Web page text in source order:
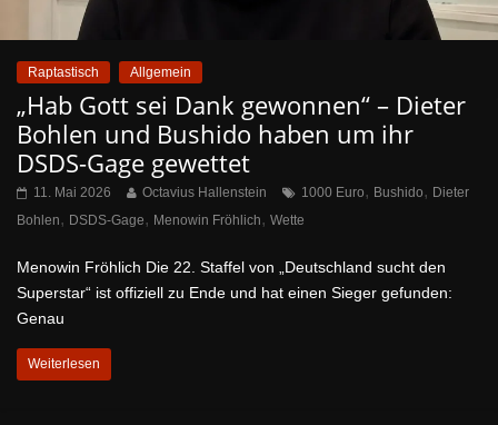
Raptastisch Allgemein
„Hab Gott sei Dank gewonnen“ – Dieter
Bohlen und Bushido haben um ihr
DSDS-Gage gewettet
11. Mai 2026 Octavius Hallenstein 1000 Euro, Bushido, Dieter
Bohlen, DSDS-Gage, Menowin Fröhlich, Wette
Menowin Fröhlich Die 22. Staffel von „Deutschland sucht den
Superstar“ ist offiziell zu Ende und hat einen Sieger gefunden:
Genau
Weiterlesen